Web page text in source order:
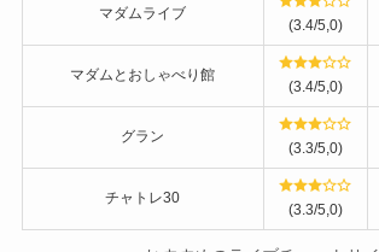
マダムライブ
(3.4/5,0)
マダムとおしゃべり館
(3.4/5,0)
グラン
(3.3/5,0)
チャトレ30
(3.3/5,0)